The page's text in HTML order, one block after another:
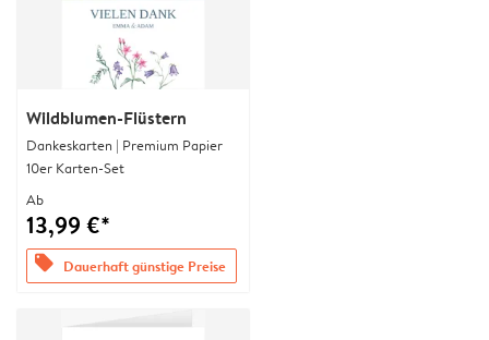
Wildblumen-Flüstern
Dankeskarten | Premium Papier
10er Karten-Set
Ab
13,99 €*
offers Dauerhaft günstige Preise